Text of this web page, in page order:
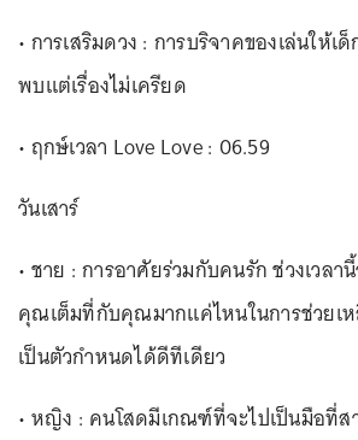
• การเสริมดวง : การบริจาคของเล่นให้เ
พบแต่เรื่องไม่เครียด
• ฤกษ์เวลา Love Love : 06.59
วันเสาร์
• ชาย : การอาศัยร่วมกับคนรัก ช่วงเวลา
คุณเต็มที่กับคุณมากแค่ไหนในการช่วยเ
เป็นตัวกำหนดได้ดีทีเดียว
• หญิง : คนโสดมีเกณฑ์ที่จะไปเป็นมือที่